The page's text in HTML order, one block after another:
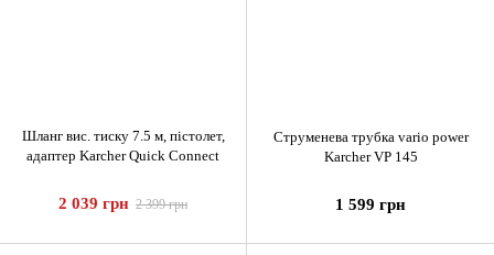
Шланг вис. тиску 7.5 м, пістолет,
адаптер Karcher Quick Connect
2 039 грн 2 399 грн
Струменева трубка vario power
Karcher VP 145
1 599 грн